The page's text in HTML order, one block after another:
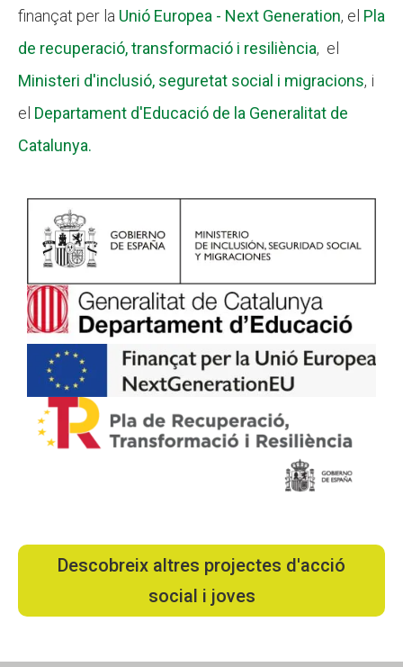
finançat per la Unió Europea - Next Generation, el Pla
de recuperació, transformació i resiliència, el
Ministeri d'inclusió, seguretat social i migracions, i
el Departament d'Educació de la Generalitat de
Catalunya.
Descobreix altres projectes d'acció
social i joves